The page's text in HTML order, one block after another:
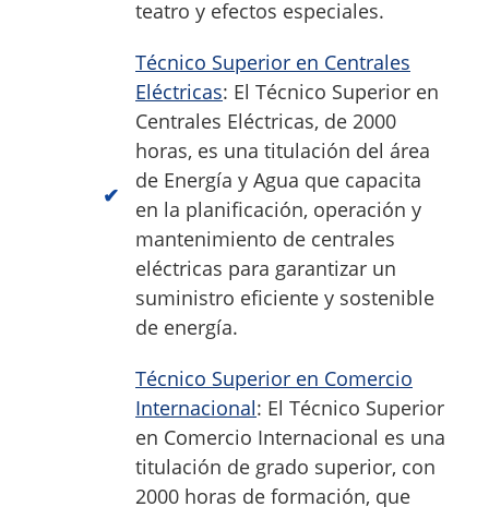
teatro y efectos especiales.
Técnico Superior en Centrales
Eléctricas: El Técnico Superior en
Centrales Eléctricas, de 2000
horas, es una titulación del área
de Energía y Agua que capacita
en la planificación, operación y
mantenimiento de centrales
eléctricas para garantizar un
suministro eficiente y sostenible
de energía.
Técnico Superior en Comercio
Internacional: El Técnico Superior
en Comercio Internacional es una
titulación de grado superior, con
2000 horas de formación, que